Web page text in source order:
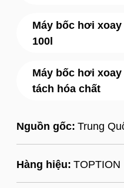
Máy bốc hơi
100l
Máy bốc hơi
tách hóa chất
Nguồn gốc: Trung
Hàng hiệu: TOPTION